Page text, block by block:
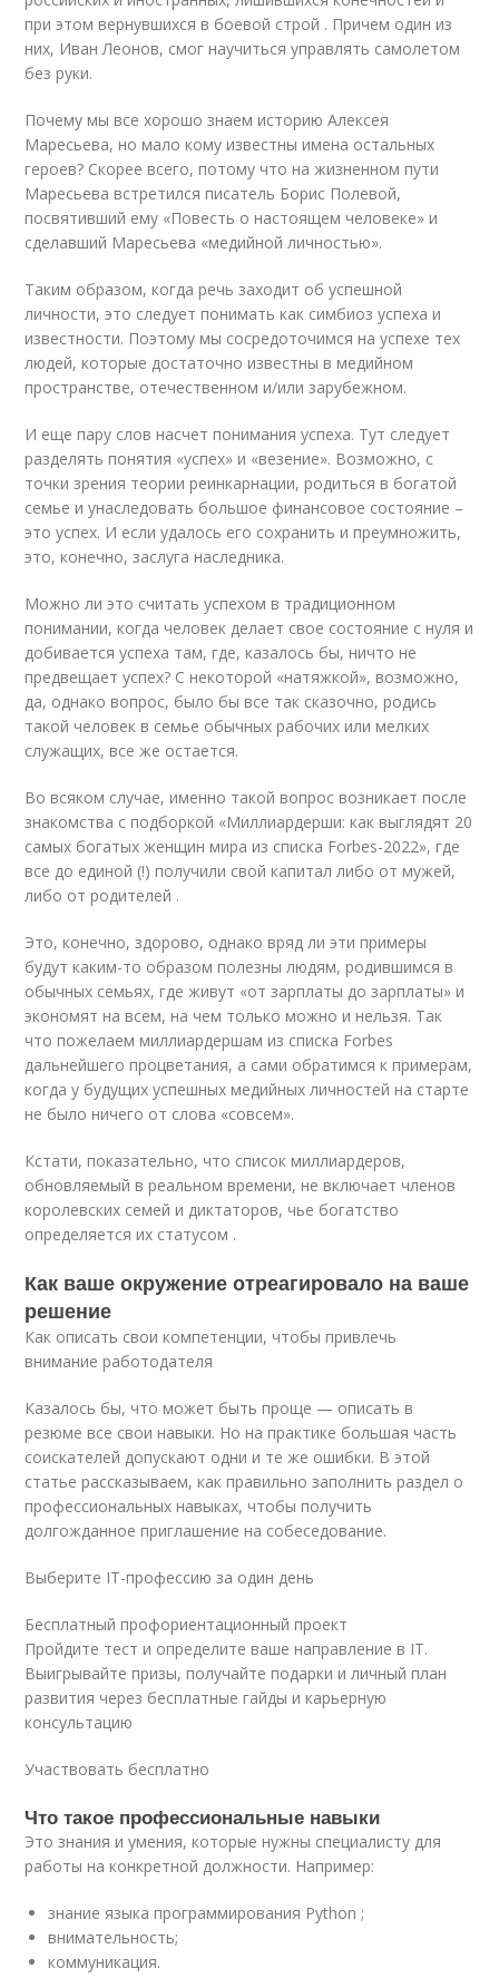
при этом вернувшихся в боевой строй . Причем один из
них, Иван Леонов, смог научиться управлять самолетом
без руки.
Почему мы все хорошо знаем историю Алексея
Маресьева, но мало кому известны имена остальных
героев? Скорее всего, потому что на жизненном пути
Маресьева встретился писатель Борис Полевой,
посвятивший ему «Повесть о настоящем человеке» и
сделавший Маресьева «медийной личностью».
Таким образом, когда речь заходит об успешной
личности, это следует понимать как симбиоз успеха и
известности. Поэтому мы сосредоточимся на успехе тех
людей, которые достаточно известны в медийном
пространстве, отечественном и/или зарубежном.
И еще пару слов насчет понимания успеха. Тут следует
разделять понятия «успех» и «везение». Возможно, с
точки зрения теории реинкарнации, родиться в богатой
семье и унаследовать большое финансовое состояние –
это успех. И если удалось его сохранить и преумножить,
это, конечно, заслуга наследника.
Можно ли это считать успехом в традиционном
понимании, когда человек делает свое состояние с нуля и
добивается успеха там, где, казалось бы, ничто не
предвещает успех? С некоторой «натяжкой», возможно,
да, однако вопрос, было бы все так сказочно, родись
такой человек в семье обычных рабочих или мелких
служащих, все же остается.
Во всяком случае, именно такой вопрос возникает после
знакомства с подборкой «Миллиардерши: как выглядят 20
самых богатых женщин мира из списка Forbes-2022», где
все до единой (!) получили свой капитал либо от мужей,
либо от родителей .
Это, конечно, здорово, однако вряд ли эти примеры
будут каким-то образом полезны людям, родившимся в
обычных семьях, где живут «от зарплаты до зарплаты» и
экономят на всем, на чем только можно и нельзя. Так
что пожелаем миллиардершам из списка Forbes
дальнейшего процветания, а сами обратимся к примерам,
когда у будущих успешных медийных личностей на старте
не было ничего от слова «совсем».
Кстати, показательно, что список миллиардеров,
обновляемый в реальном времени, не включает членов
королевских семей и диктаторов, чье богатство
определяется их статусом .
Как ваше окружение отреагировало на ваше
решение
Как описать свои компетенции, чтобы привлечь
внимание работодателя
Казалось бы, что может быть проще — описать в
резюме все свои навыки. Но на практике большая часть
соискателей допускают одни и те же ошибки. В этой
статье рассказываем, как правильно заполнить раздел о
профессиональных навыках, чтобы получить
долгожданное приглашение на собеседование.
Выберите IT-профессию за один день
Бесплатный профориентационный проект
Пройдите тест и определите ваше направление в IT.
Выигрывайте призы, получайте подарки и личный план
развития через бесплатные гайды и карьерную
консультацию
Участвовать бесплатно
Что такое профессиональные навыки
Это знания и умения, которые нужны специалисту для
работы на конкретной должности. Например:
знание языка программирования Python ;
внимательность;
коммуникация.